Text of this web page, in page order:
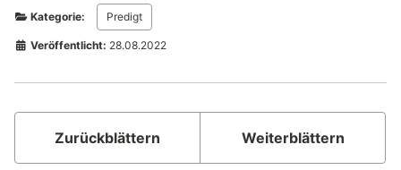
Kategorie: Predigt
Veröffentlicht: 28.08.2022
Zurückblättern Weiterblättern